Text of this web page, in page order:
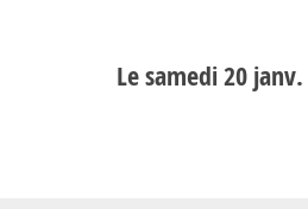
Lesamedi20janv.